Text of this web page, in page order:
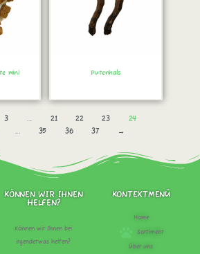
mini
Putenhals
3 ... 21 22 23
24
... 35 36 37 →
KÖNNEN WIR IHNEN
HELFEN?
Können wir Ihnen bei
irgendetwas helfen?
KONTEXTMENÜ
Home
Sortiment
Über uns